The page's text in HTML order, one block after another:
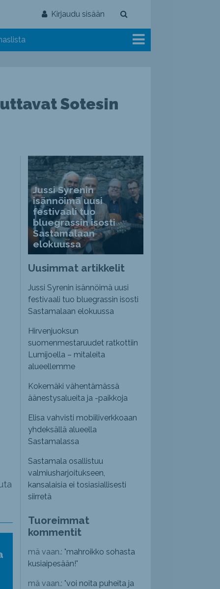
Kirjaudu sisään
Sotesin
Jussi Syrenin
isännöimä uusi
festivaali tuo
bluegrassin isosti
Sastamalaan
elokuussa
Uusimmat artikkelit
Jussi Syrenin isännöimä uusi
festivaali tuo bluegrassin isosti
Sastamalaan elokuussa
Hirvenjuoksun
suomenmestaruudet ratkottiin
Lumijoella – mitaleita
alueellemme
Kokemäki vähentämässä
äänestysalueita ja -paikkoja
Elisa vahvisti mobiiliverkkoaan
yhdeksällä alueella
Sastamalassa
Sastamala osallistuu
valmiusharjoitukseen,
kansalaisia ei tosiasiallisesti
siirretä
Tuoreimmat
kommentit
mä vaan.: "mahroikko sohasta
kusiaipesään!"
mä vaan.: "voi noita puheita ja